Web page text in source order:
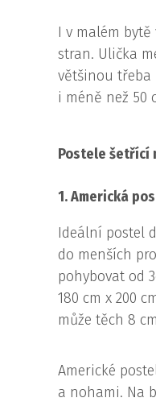
I v malém
stran. Ulička
většinou třeba
i méně než 50
Postele šetřící
1. Americká
Ideální postel
do menších
pohybovat od
180 cm x 200
může těch 8
Americké
a nohami. Na